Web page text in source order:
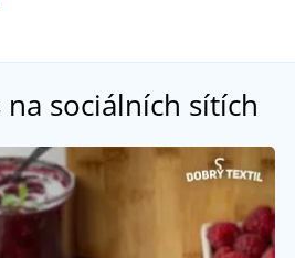
sociálních sítích